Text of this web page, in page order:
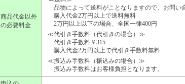
商品代金以外
の必要料金
品物によって送料がことなりますので、お問い
購入代金2万円以上で送料無料
2万円以上以下の場合、全国一律400円
≪代引き手数料（代引きの場合）≫
代引き手数料￥315
購入代金2万円以上で代引き手数料無料
≪振込み手数料（振込みの場合）≫
振込み手数料はお客様負担となります。